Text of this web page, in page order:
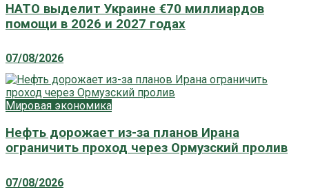
НАТО выделит Украине €70 миллиардов
помощи в 2026 и 2027 годах
07/08/2026
Мировая экономика
Нефть дорожает из-за планов Ирана
ограничить проход через Ормузский пролив
07/08/2026